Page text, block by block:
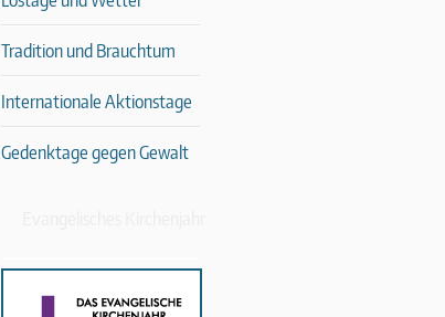
Tradition und Brauchtum
Internationale Aktionstage
Gedenktage gegen Gewalt